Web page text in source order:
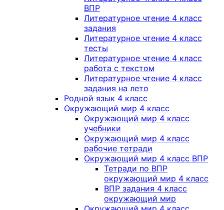
ВПР
Литературное чтение 4 класс
задания
Литературное чтение 4 класс
тесты
Литературное чтение 4 класс
работа с текстом
Литературное чтение 4 класс
задания на лето
Родной язык 4 класс
Окружающий мир 4 класс
Окружающий мир 4 класс
учебники
Окружающий мир 4 класс
рабочие тетради
Окружающий мир 4 класс ВПР
Тетради по ВПР
окружающий мир 4 класс
ВПР задания 4 класс
окружающий мир